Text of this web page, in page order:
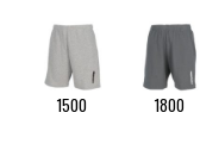
1500 1800